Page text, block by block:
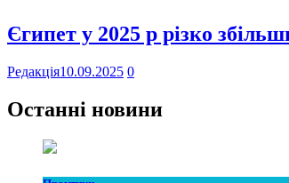
Єгипет у 2025 р різко
Редакція10.09.2025 0
Останні новини